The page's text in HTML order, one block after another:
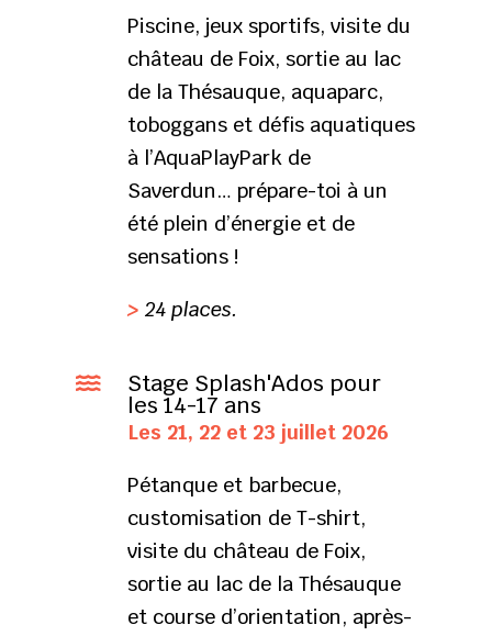
Piscine, jeux sportifs, visite du
château de Foix, sortie au lac
de la Thésauque, aquaparc,
toboggans et défis aquatiques
à l’AquaPlayPark de
Saverdun… prépare-toi à un
été plein d’énergie et de
sensations !
> 24 places.
 Stage Splash'Ados pour
les 14-17 ans
Les 21, 22 et 23 juillet 2026
Pétanque et barbecue,
customisation de T-shirt,
visite du château de Foix,
sortie au lac de la Thésauque
et course d’orientation, après-